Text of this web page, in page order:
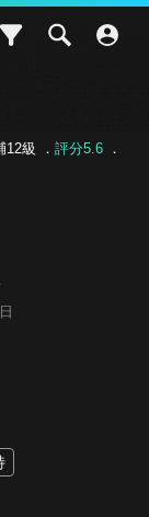
12級 ． 評分5.6．